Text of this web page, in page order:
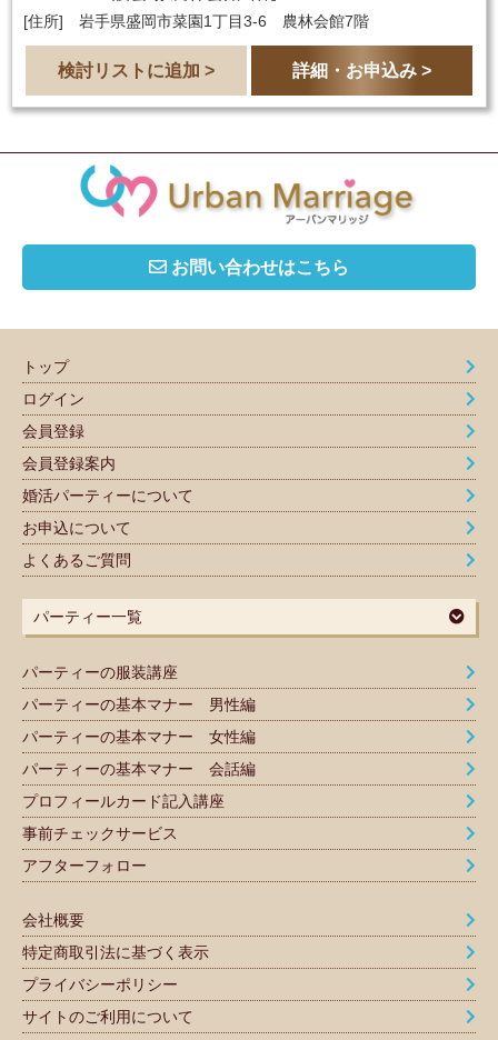
[住所] 岩手県盛岡市菜園1丁目3-6 農林会館7階
検討リストに追加 > 詳細・お申込み >
お問い合わせはこちら
トップ
ログイン
会員登録
会員登録案内
婚活パーティーについて
お申込について
よくあるご質問
パーティー一覧
パーティーの服装講座
パーティーの基本マナー 男性編
パーティーの基本マナー 女性編
パーティーの基本マナー 会話編
プロフィールカード記入講座
事前チェックサービス
アフターフォロー
会社概要
特定商取引法に基づく表示
プライバシーポリシー
サイトのご利用について